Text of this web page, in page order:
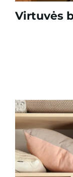
Virtuvės